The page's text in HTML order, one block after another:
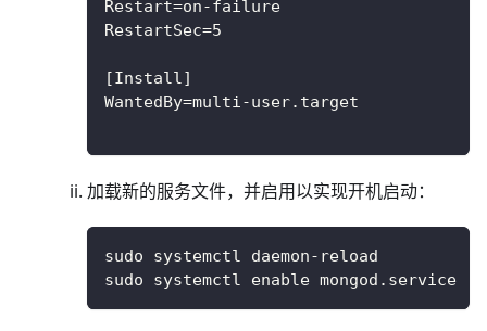
Restart=on-failure
RestartSec=5
[Install]
WantedBy=multi-user.target
加载新的服务文件，并启用以实现开机启动：
sudo systemctl daemon-reload
sudo systemctl enable mongod.service